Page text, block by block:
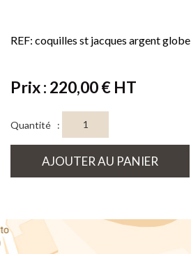
REF: coquilles st jacques argent globe
Prix : 220,00 € HT
Quantité :
AJOUTER AU PANIER